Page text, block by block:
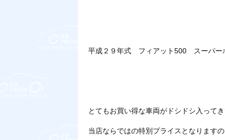
平成２９年式 フィアット500 スーパ
とてもお買い得な車両がドシドシ入って
当店ならではの特別プライスとなります